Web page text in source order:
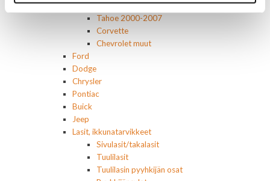
Suburban 2000-2006
Tahoe 2000-2007
Corvette
Chevrolet muut
Ford
Dodge
Chrysler
Pontiac
Buick
Jeep
Lasit, ikkunatarvikkeet
Sivulasit/takalasit
Tuulilasit
Tuulilasin pyyhkijän osat